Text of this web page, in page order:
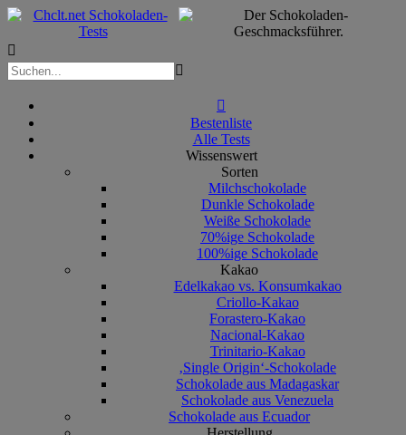



Bestenliste
Alle Tests
Wissenswert
Sorten
Milchschokolade
Dunkle Schokolade
Weiße Schokolade
70%ige Schokolade
100%ige Schokolade
Kakao
Edelkakao vs. Konsumkakao
Criollo-Kakao
Forastero-Kakao
Nacional-Kakao
Trinitario-Kakao
‚Single Origin‘-Schokolade
Schokolade aus Madagaskar
Schokolade aus Venezuela
Schokolade aus Ecuador